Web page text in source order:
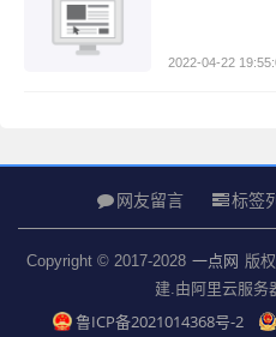
2022-04-22
网友留言 标签
Copyright © 2017-2028 一点网 版
建.由阿里云服务
鲁ICP备2021014368号-2